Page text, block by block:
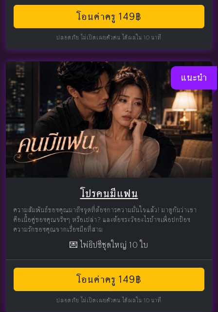
โอนค่าครู 149฿
ปลอดภัย ไม่เปิดเผยตัวตน ได้ผลใน 10 นาที
แนะนำ
โปรคนมีแฟน
ความสัมพันธ์ของคุณมาถึงจุดที่ต้องการความมั่นใจแล้ว! มาดูกันว่าเขา
คือเนื้อคู่ของคุณจริงๆ หรือเปล่า? และต้องระวังอะไรบ้างเพื่อปกป้อง
ความรักของคุณจากเรื่องมือที่สาม
💌 ไพ่ยิปซีชุดใหญ่ 10 ใบ
โอนค่าครู 149฿
ปลอดภัย ไม่เปิดเผยตัวตน ได้ผลใน 10 นาที